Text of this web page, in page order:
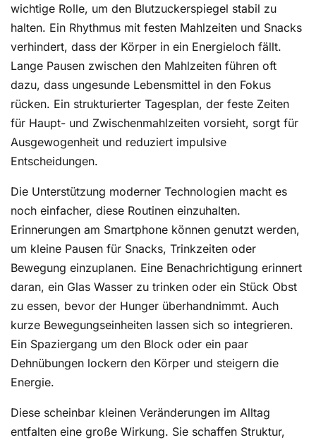
wichtige Rolle, um den Blutzuckerspiegel stabil zu
halten. Ein Rhythmus mit festen Mahlzeiten und Snacks
verhindert, dass der Körper in ein Energieloch fällt.
Lange Pausen zwischen den Mahlzeiten führen oft
dazu, dass ungesunde Lebensmittel in den Fokus
rücken. Ein strukturierter Tagesplan, der feste Zeiten
für Haupt- und Zwischenmahlzeiten vorsieht, sorgt für
Ausgewogenheit und reduziert impulsive
Entscheidungen.
Die Unterstützung moderner Technologien macht es
noch einfacher, diese Routinen einzuhalten.
Erinnerungen am Smartphone können genutzt werden,
um kleine Pausen für Snacks, Trinkzeiten oder
Bewegung einzuplanen. Eine Benachrichtigung erinnert
daran, ein Glas Wasser zu trinken oder ein Stück Obst
zu essen, bevor der Hunger überhandnimmt. Auch
kurze Bewegungseinheiten lassen sich so integrieren.
Ein Spaziergang um den Block oder ein paar
Dehnübungen lockern den Körper und steigern die
Energie.
Diese scheinbar kleinen Veränderungen im Alltag
entfalten eine große Wirkung. Sie schaffen Struktur,